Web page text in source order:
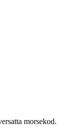
morsekod.